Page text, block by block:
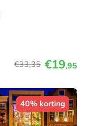
€33,35 €19,95
40% korting